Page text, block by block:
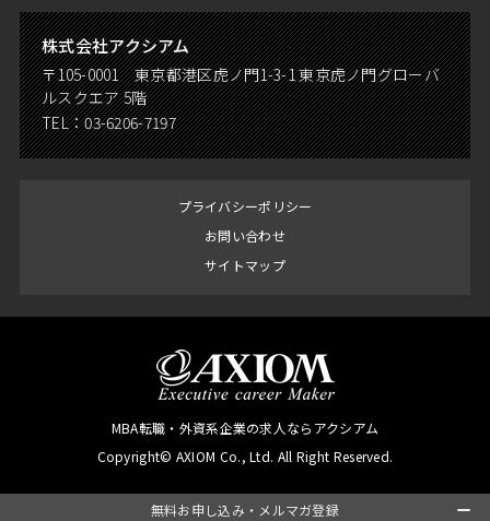
無料お申し込み・メルマガ登録
株式会社アクシアム
〒105-0001 東京都港区虎ノ門1-3-1 東京虎ノ門グローバ
ルスクエア 5階
TEL：03-6206-7197
プライバシーポリシー
お問い合わせ
サイトマップ
MBA転職・外資系企業の求人ならアクシアム
Copyright© AXIOM Co., Ltd. All Right Reserved.